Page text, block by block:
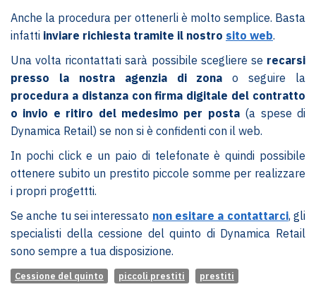
Anche la procedura per ottenerli è molto semplice. Basta
infatti inviare richiesta tramite il nostro sito web.
Una volta ricontattati sarà possibile scegliere se recarsi
presso la nostra agenzia di zona o seguire la
procedura a distanza con firma digitale del contratto
o invio e ritiro del medesimo per posta(a spese di
Dynamica Retail) se non si è confidenti con il web.
In pochi click e un paio di telefonate è quindi possibile
ottenere subito un prestito piccole somme per realizzare
i propri progettti.
Se anche tu sei interessato non esitare a contattarci, gli
specialisti della cessione del quinto di Dynamica Retail
sono sempre a tua disposizione.
Cessione del quinto piccoli prestiti prestiti